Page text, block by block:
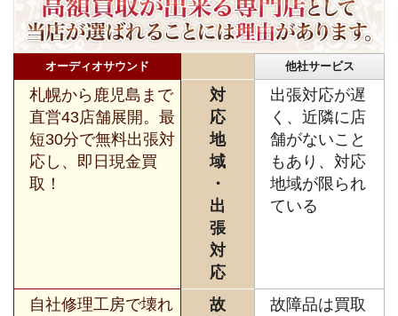
オーディオサウンド 他社サービス
札幌から鹿児島まで
直営43店舗展開。最
短30分で無料出張対
応し、即日現金買
取！
対
応
地
域
・
出
張
対
応
出張対応が遅
く、近隣に店
舗がないこと
もあり、対応
地域が限られ
ている
自社修理工房で壊れ
故
故障品は買取